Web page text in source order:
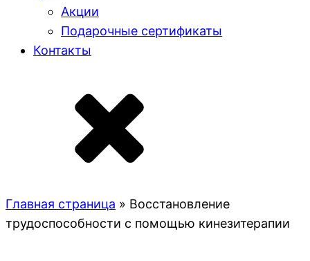
Акции
Подарочные сертификаты
Контакты
Главная страница » Восстановление
трудоспособности с помощью кинезитерапии